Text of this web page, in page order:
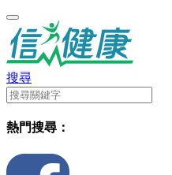
搜尋
熱門搜尋：